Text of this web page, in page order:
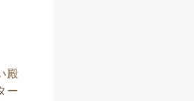
殿
ー